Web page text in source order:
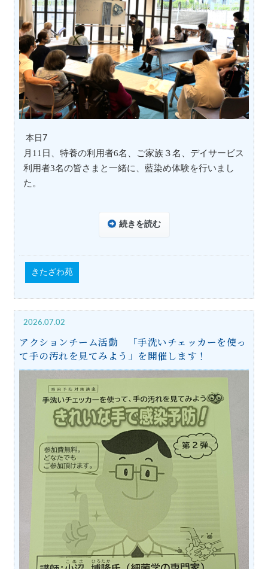
本日7
月11日、特養の利用者6名、ご家族３名、デイサービス
利用者3名の皆さまと一緒に、藍染め体験を行いまし
た。
続きを読む
きたざわ苑
2026.07.02
アクションチーム活動 「手洗いチェッカーを使っ
て手の汚れを見てみよう」を開催します！